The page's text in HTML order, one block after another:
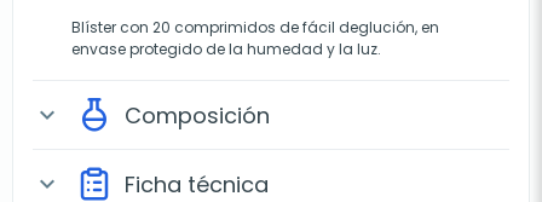
Blíster con 20 comprimidos de fácil deglución, en
envase protegido de la humedad y la luz.
expand_more Composición
expand_more Ficha técnica